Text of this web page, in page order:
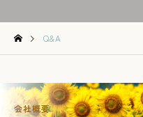
Q&A
会社概要